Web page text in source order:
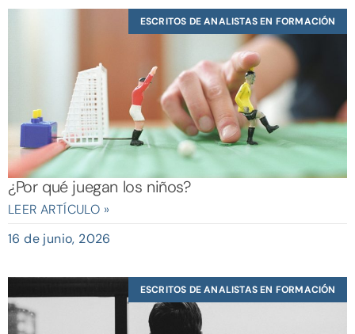
ESCRITOS DE ANALISTAS EN FORMACIÓN
¿Por qué juegan los niños?
LEER ARTÍCULO »
16 de junio, 2026
ESCRITOS DE ANALISTAS EN FORMACIÓN